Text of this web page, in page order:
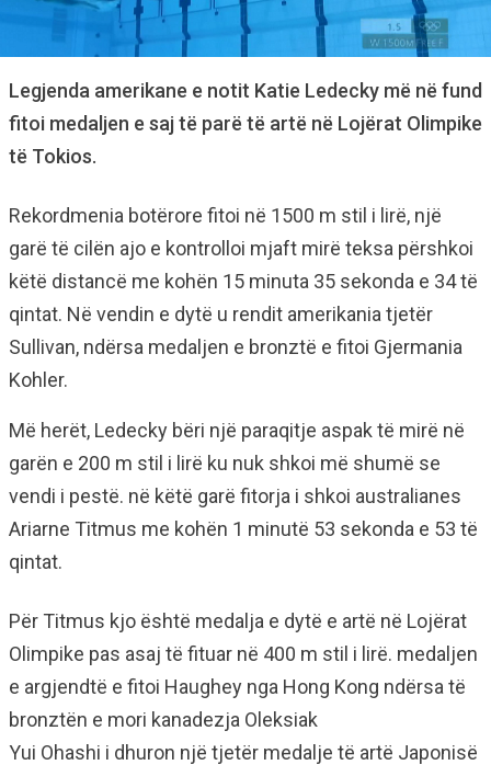
Legjenda amerikane e notit Katie Ledecky më në fund
fitoi medaljen e saj të parë të artë në Lojërat Olimpike
të Tokios.
Rekordmenia botërore fitoi në 1500 m stil i lirë, një
garë të cilën ajo e kontrolloi mjaft mirë teksa përshkoi
këtë distancë me kohën 15 minuta 35 sekonda e 34 të
qintat. Në vendin e dytë u rendit amerikania tjetër
Sullivan, ndërsa medaljen e bronztë e fitoi Gjermania
Kohler.
Më herët, Ledecky bëri një paraqitje aspak të mirë në
garën e 200 m stil i lirë ku nuk shkoi më shumë se
vendi i pestë. në këtë garë fitorja i shkoi australianes
Ariarne Titmus me kohën 1 minutë 53 sekonda e 53 të
qintat.
Për Titmus kjo është medalja e dytë e artë në Lojërat
Olimpike pas asaj të fituar në 400 m stil i lirë. medaljen
e argjendtë e fitoi Haughey nga Hong Kong ndërsa të
bronztën e mori kanadezja Oleksiak
Yui Ohashi i dhuron një tjetër medalje të artë Japonisë